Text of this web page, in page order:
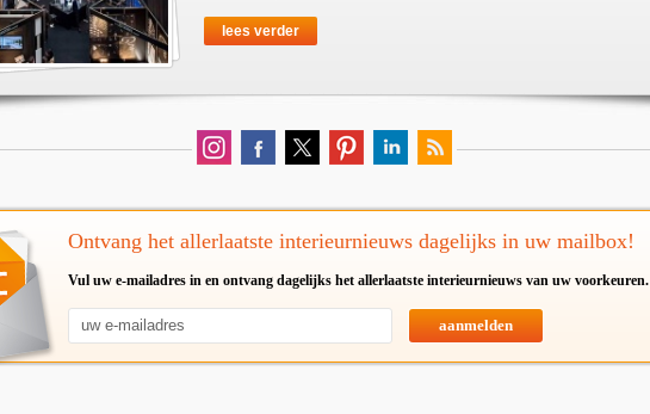
lees verder
Ontvang het allerlaatste interieurnieuws dagelijks in uw mailbox!
Vul uw e-mailadres in en ontvang dagelijks het allerlaatste interieurnieuws van uw voorkeuren.
aanmelden